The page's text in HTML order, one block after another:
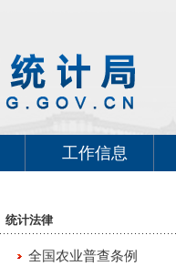
工作信息
统计法律
全国农业普查条例